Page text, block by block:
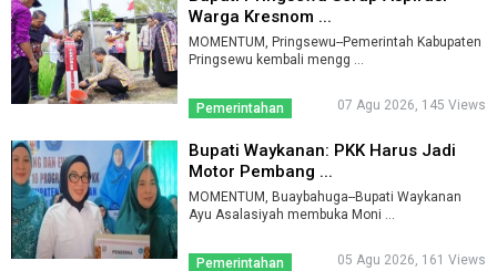
Warga Kresnom ...
MOMENTUM, Pringsewu--Pemerintah Kabupaten
Pringsewu kembali mengg ...
Pemerintahan 07 Agu 2026, 145 Views
Bupati Waykanan: PKK Harus Jadi
Motor Pembang ...
MOMENTUM, Buaybahuga--Bupati Waykanan
Ayu Asalasiyah membuka Moni ...
Pemerintahan 05 Agu 2026, 161 Views